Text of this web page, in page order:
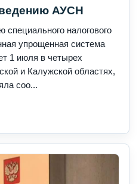
АУСН
специального налогового
упрощенная система
1 июля в четырех
и Калужской областях,
соо...